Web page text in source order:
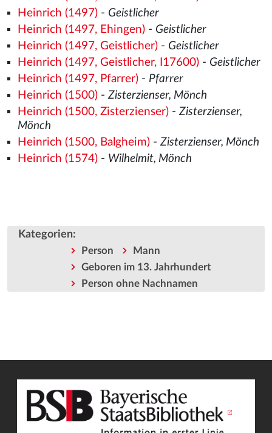
Heinrich (1497)- Geistlicher
Heinrich (1497, Ehingen)- Geistlicher
Heinrich (1497, Geistlicher)- Geistlicher
Heinrich (1497, Geistlicher, I17600)- Geistlicher
Heinrich (1497, Pfarrer)- Pfarrer
Heinrich (1500)-Zisterzienser, Mönch
Heinrich (1500, Zisterzienser)-Zisterzienser,
Mönch
Heinrich (1500, Balgheim)-Zisterzienser, Mönch
Heinrich (1574)- Wilhelmit, Mönch
Kategorien:
Person
Mann
Geboren im 13. Jahrhundert
Person ohne Nachnamen